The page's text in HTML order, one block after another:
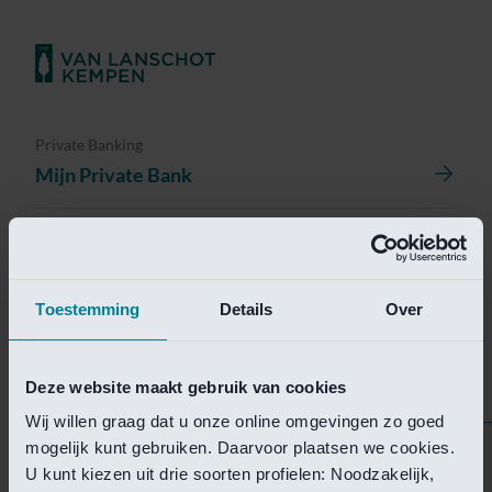
Toestemming Details Over
Deze website maakt gebruik van cookies
Wij willen graag dat u onze online omgevingen zo goed
mogelijk kunt gebruiken. Daarvoor plaatsen we cookies.
U kunt kiezen uit drie soorten profielen: Noodzakelijk,
Private Banking
Mijn Private Bank
Helaas is deze pagina